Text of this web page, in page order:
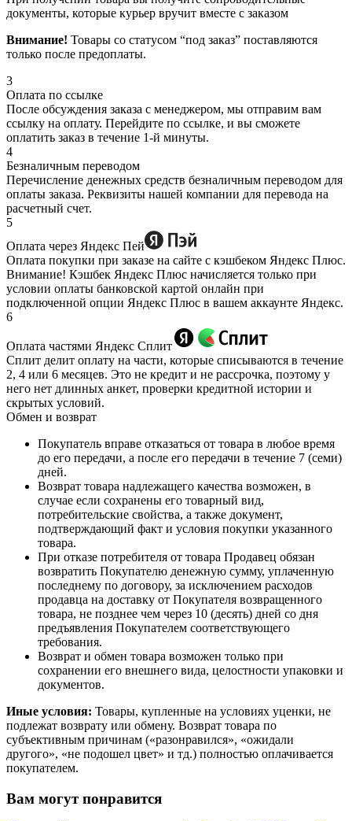
документы, которые курьер вручит вместе с заказом
Внимание! Товары со статусом “под заказ” поставляются
только после предоплаты.
3
Оплата по ссылке
После обсуждения заказа с менеджером, мы отправим вам
ссылку на оплату. Перейдите по ссылке, и вы сможете
оплатить заказ в течение 1-й минуты.
4
Безналичным переводом
Перечисление денежных средств безналичным переводом для
оплаты заказа. Реквизиты нашей компании для перевода на
расчетный счет.
5
Оплата через Яндекс Пей
Оплата покупки при заказе на сайте с кэшбеком Яндекс Плюс.
Внимание! Кэшбек Яндекс Плюс начисляется только при
условии оплаты банковской картой онлайн при
подключенной опции Яндекс Плюс в вашем аккаунте Яндекс.
6
Оплата частями Яндекс Сплит
Сплит делит оплату на части, которые списываются в течение
2, 4 или 6 месяцев. Это не кредит и не рассрочка, поэтому у
него нет длинных анкет, проверки кредитной истории и
скрытых условий.
Обмен и возврат
Покупатель вправе отказаться от товара в любое время
до его передачи, а после его передачи в течение 7 (семи)
дней.
Возврат товара надлежащего качества возможен, в
случае если сохранены его товарный вид,
потребительские свойства, а также документ,
подтверждающий факт и условия покупки указанного
товара.
При отказе потребителя от товара Продавец обязан
возвратить Покупателю денежную сумму, уплаченную
последнему по договору, за исключением расходов
продавца на доставку от Покупателя возвращенного
товара, не позднее чем через 10 (десять) дней со дня
предъявления Покупателем соответствующего
требования.
Возврат и обмен товара возможен только при
сохранении его внешнего вида, целостности упаковки и
документов.
Иные условия: Товары, купленные на условиях уценки, не
подлежат возврату или обмену. Возврат товара по
субъективным причинам («разонравился», «ожидали
другого», «не подошел цвет» и тд.) полностью оплачивается
покупателем.
Вам могут понравится